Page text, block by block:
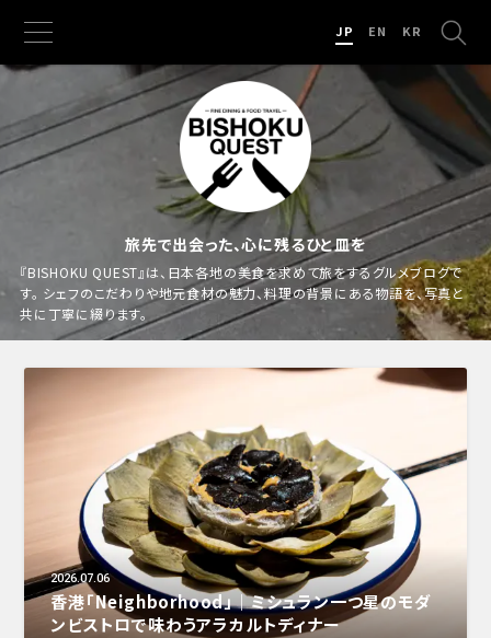
旅先で出会った、心に残るひと皿を
『BISHOKU QUEST』は、日本各地の美食を求めて旅をするグルメブログで
す。 シェフのこだわりや地元食材の魅力、料理の背景にある物語を、写真と
共に丁寧に綴ります。
EN
JP KR
2026.07.06
香港「Neighborhood」｜ミシュラン一つ星のモダ
ンビストロで味わうアラカルトディナー